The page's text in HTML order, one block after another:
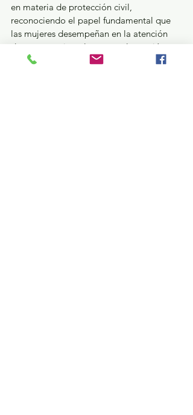
en materia de protección civil,
reconociendo el papel fundamental que
las mujeres desempeñan en la atención
de emergencias, el rescate y la gestión
integral del riesgo.